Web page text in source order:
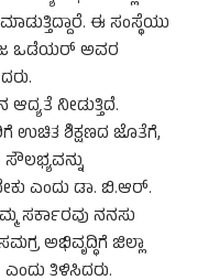
ಈ ಸಂಸ್ಥೆಯು
ಒಡೆಯರ್ ಅವರ
ಆದ್ಯತೆ ನೀಡುತ್ತಿದೆ.
ಉಚಿತ ಶಿಕ್ಷಣದ ಜೊತೆಗೆ,
ಎಂದು ಡಾ. ಬಿ.ಆರ್.
ಸರ್ಕಾರವು ನನಸು
ಅಭಿವೃದ್ಧಿಗೆ ಜಿಲ್ಲಾ
ತಿಳಿಸಿದರು.